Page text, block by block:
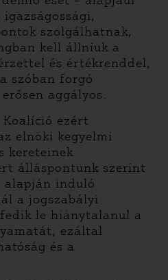
szolgálhatnak,
kell állniuk a
és értékrenddel,
szóban forgó
aggályos.
ezért
elnöki kegyelmi
kereteinek
álláspontunk szerint
alapján induló
a jogszabályi
le hiánytalanul a
ezáltal
és a